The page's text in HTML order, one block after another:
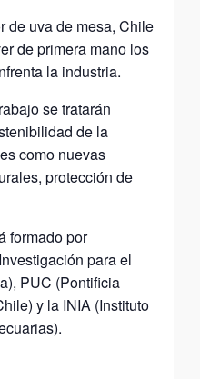
de uva de mesa, Chile
de primera mano los
la industria.
se tratarán
de la
como nuevas
protección de
formado por
para el
PUC (Pontificia
y la INIA (Instituto